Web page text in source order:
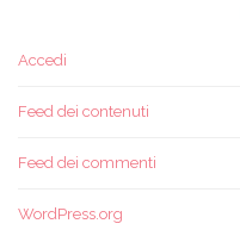
Accedi
Feed dei contenuti
Feed dei commenti
WordPress.org